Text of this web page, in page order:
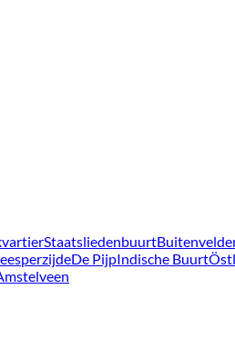
Staatsliedenbuurt
De PijpIndische Buurt